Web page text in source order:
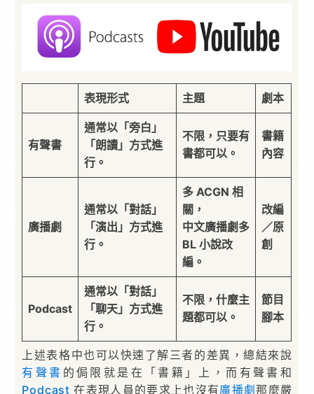
表現形式 主題 劇本
有聲書
通常以「旁白」
「朗讀」方式進
行。
不限，只要有
書都可以。
書籍
內容
廣播劇
通常以「對話」
「演出」方式進
行。
多 ACGN 相
關，
中文廣播劇多
BL 小說改
編。
改編
／原
創
Podcast
通常以「對話」
「聊天」方式進
行。
不限，什麼主
題都可以。
節目
腳本
上述表格中也可以快速了解三者的差異，總結來說
有聲書 的侷限就是在「書籍」上，而有聲書和
Podcast 在表現人員的要求上也沒有廣播劇那麼嚴